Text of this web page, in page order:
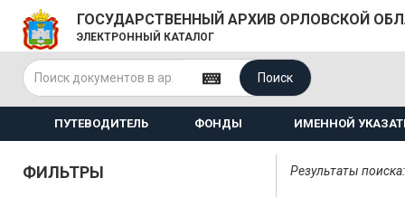
ГОСУДАРСТВЕННЫЙ АРХИВ ОРЛОВСКОЙ
ЭЛЕКТРОННЫЙ КАТАЛОГ
Поиск
ПУТЕВОДИТЕЛЬ ФОНДЫ ИМЕННОЙ
ФИЛЬТРЫ Результаты